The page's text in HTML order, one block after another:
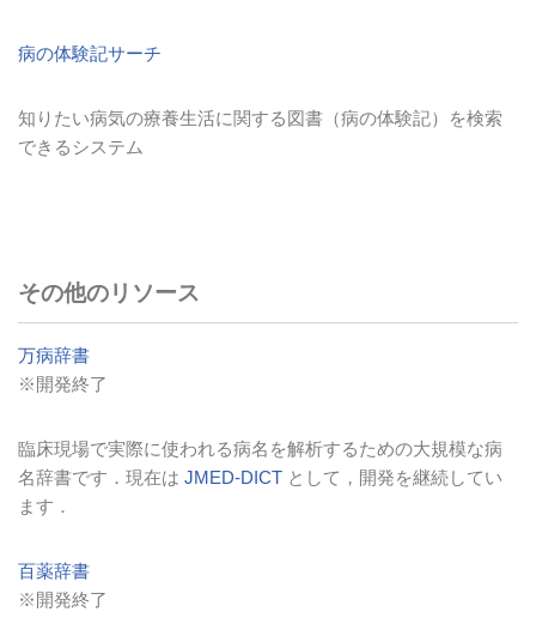
病の体験記サーチ
知りたい病気の療養生活に関する図書（病の体験記）を検索
できるシステム
その他のリソース
万病辞書
※開発終了
臨床現場で実際に使われる病名を解析するための大規模な病
名辞書です．現在は JMED-DICT として，開発を継続してい
ます．
百薬辞書
※開発終了